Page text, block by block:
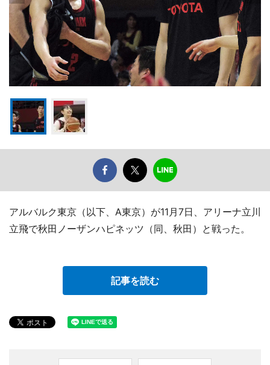
アルバルク東京（以下、A東京）が11月7日、アリーナ立川
立飛で秋田ノーザンハピネッツ（同、秋田）と戦った。
記事を読む